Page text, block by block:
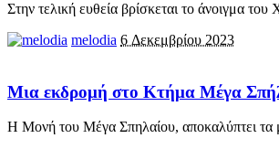
Στην τελική ευθεία βρίσκεται το άνοιγμα
melodia 6 Δεκεμβρίου 2023
Μια εκδρομή στο Κτήμα Μέγα
Η Μονή του Μέγα Σπηλαίου, αποκαλύπτει τα